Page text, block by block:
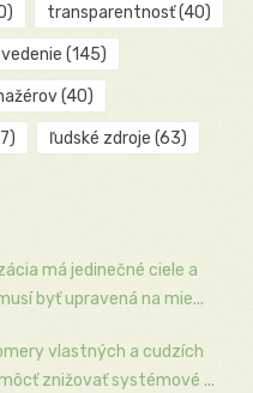
transparentnosť(40)
vedenie (145)
(40)
ľudské zdroje (63)
má jedinečné ciele a
byť upravená na mie...
vlastných a cudzích
znižovať systémové ...